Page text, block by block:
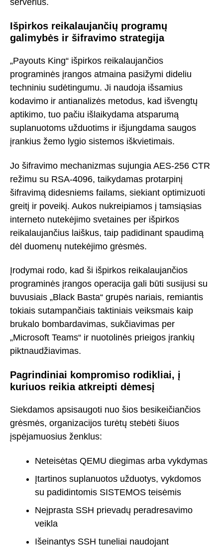
Išpirkos reikalaujančių programų
galimybės ir šifravimo strategija
„Payouts King“ išpirkos reikalaujančios
programinės įrangos atmaina pasižymi dideliu
techniniu sudėtingumu. Ji naudoja išsamius
kodavimo ir antianalizės metodus, kad išvengtų
aptikimo, tuo pačiu išlaikydama atsparumą
suplanuotoms užduotims ir išjungdama saugos
įrankius žemo lygio sistemos iškvietimais.
Jo šifravimo mechanizmas sujungia AES-256 CTR
režimu su RSA-4096, taikydamas protarpinį
šifravimą didesniems failams, siekiant optimizuoti
greitį ir poveikį. Aukos nukreipiamos į tamsiąsias
interneto nutekėjimo svetaines per išpirkos
reikalaujančius laiškus, taip padidinant spaudimą
dėl duomenų nutekėjimo grėsmės.
Įrodymai rodo, kad ši išpirkos reikalaujančios
programinės įrangos operacija gali būti susijusi su
buvusiais „Black Basta“ grupės nariais, remiantis
tokiais sutampančiais taktiniais veiksmais kaip
brukalo bombardavimas, sukčiavimas per
„Microsoft Teams“ ir nuotolinės prieigos įrankių
piktnaudžiavimas.
Pagrindiniai kompromiso rodikliai, į
kuriuos reikia atkreipti dėmesį
Siekdamos apsisaugoti nuo šios besikeičiančios
grėsmės, organizacijos turėtų stebėti šiuos
įspėjamuosius ženklus:
Neteisėtas QEMU diegimas arba vykdymas
Įtartinos suplanuotos užduotys, vykdomos
su padidintomis SISTEMOS teisėmis
Neįprasta SSH prievadų peradresavimo
veikla
Išeinantys SSH tuneliai naudojant